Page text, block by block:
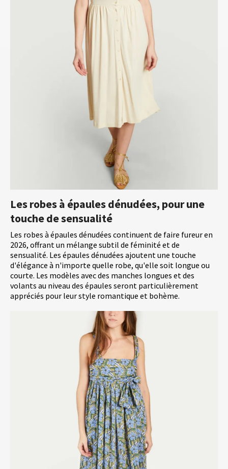
Les robes à épaules dénudées, pour une
touche de sensualité
Les robes à épaules dénudées continuent de faire fureur en
2026, offrant un mélange subtil de féminité et de
sensualité. Les épaules dénudées ajoutent une touche
d'élégance à n'importe quelle robe, qu'elle soit longue ou
courte. Les modèles avec des manches longues et des
volants au niveau des épaules seront particulièrement
appréciés pour leur style romantique et bohème.